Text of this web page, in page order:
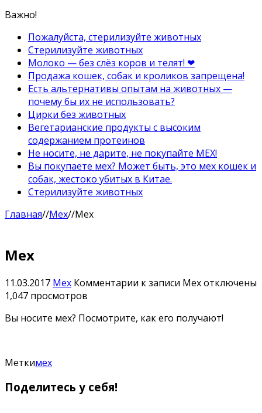
Важно!
Пожалуйста, стерилизуйте животных
Стерилизуйте животных
Молоко — без слёз коров и телят! ❤
Продажа кошек, собак и кроликов запрещена!
Есть альтернативы опытам на животных —
почему бы их не использовать?
Цирки без животных
Вегетарианские продукты с высоким
содержанием протеинов
Не носите, не дарите, не покупайте МЕХ!
Вы покупаете мех? Может быть, это мех кошек и
собак, жестоко убитых в Китае.
Стерилизуйте животных
Главная//Мех//Мех
Мех
11.03.2017 Мех Комментарии к записи Мехотключены
1,047 просмотров
Вы носите мех? Посмотрите, как его получают!
Меткимех
Поделитесь у себя!